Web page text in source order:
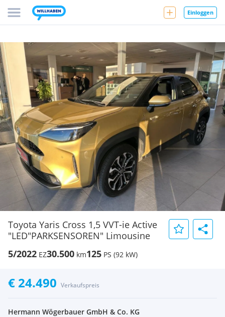
Einloggen
Toyota Yaris Cross 1,5 VVT-ie Active
"LED"PARKSENSOREN" Limousine
5/2022 EZ30.500 km125 PS (92 kW)
€ 24.490 Verkaufspreis
Hermann Wögerbauer GmbH & Co. KG